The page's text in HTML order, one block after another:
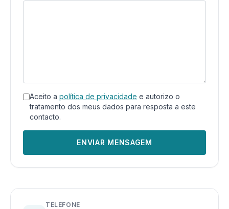
Aceito a política de privacidade e autorizo o
tratamento dos meus dados para resposta a este
contacto.
ENVIAR MENSAGEM
TELEFONE